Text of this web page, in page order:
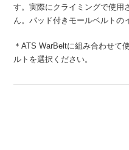
す。実際にクライミングで使用
ん。パッド付きモールベルトの
＊ATS WarBeltに組み合わせて
ルトを選択ください。